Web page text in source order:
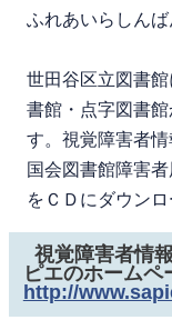
ふれあいらしんば
世田谷区立図書
書館・点字図書
す。視覚障害者
国会図書館障害
をＣＤにダウン
視覚障害者情
ピエのホーム
http://